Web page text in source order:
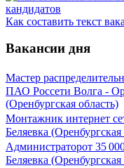
Как составить текст
Вакансии дня
Мастер
ПАО Россети Волга -
(Оренбургская область)
Монтажник интернет
Беляевка (Оренбургская
Администраторот 35
Беляевка (Оренбургская